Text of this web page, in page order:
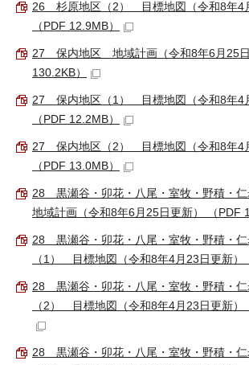
26 杉原地区（2） 目標地図（令和8年4
（PDF 12.9MB）
27 保内地区 地域計画（令和8年6月25
130.2KB）
27 保内地区（1） 目標地図（令和8年4
（PDF 12.2MB）
27 保内地区（2） 目標地図（令和8年4
（PDF 13.0MB）
28 黒瀬谷・卯花・八尾・室牧・野積・
地域計画（令和8年6月25日更新） （PDF
28 黒瀬谷・卯花・八尾・室牧・野積・仁
（1） 目標地図（令和8年4月23日更新）
28 黒瀬谷・卯花・八尾・室牧・野積・仁
（2） 目標地図（令和8年4月23日更新）
28 黒瀬谷・卯花・八尾・室牧・野積・仁